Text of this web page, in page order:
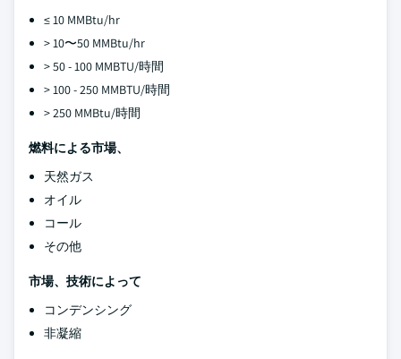
≤ 10 MMBtu/hr
> 10〜50 MMBtu/hr
> 50 - 100 MMBTU/時間
> 100 - 250 MMBTU/時間
> 250 MMBtu/時間
燃料による市場、
天然ガス
オイル
コール
その他
市場、技術によって
コンデンシング
非凝縮